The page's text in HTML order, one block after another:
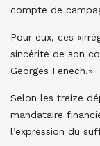
compte de
Pour eux, ces
sincérité de son
Georges Fenech.»
Selon les treize
mandataire
l’expression du